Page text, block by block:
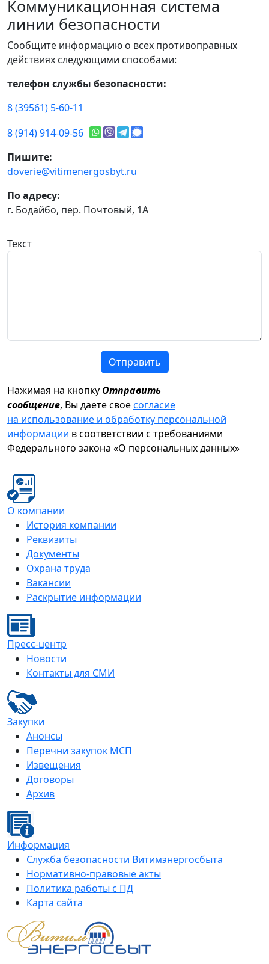
Коммуникационная система
линии безопасности
Сообщите информацию о всех противоправных
действиях следующими способами:
телефон службы безопасности:
8 (39561) 5-60-11
8 (914) 914-09-56
Пишите:
doverie@vitimenergosbyt.ru
По адресу:
г. Бодайбо, пер. Почтовый, 1А
Текст
Отправить
Нажимая на кнопку Отправить
сообщение, Вы даете своесогласие
на использование и обработку персональной
информации в соответствии с требованиями
Федерального закона «О персональных данных»
О компании
История компании
Реквизиты
Документы
Охрана труда
Вакансии
Раскрытие информации
Пресс-центр
Новости
Контакты для СМИ
Закупки
Анонсы
Перечни закупок МСП
Извещения
Договоры
Архив
Информация
Служба безопасности Витимэнергосбыта
Нормативно-правовые акты
Политика работы с ПД
Карта сайта